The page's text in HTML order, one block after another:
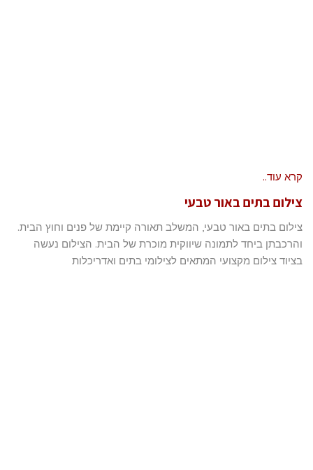
קרא עוד..
צילום בתים באור טבעי
צילום בתים באור טבעי, המשלב תאורה קיימת של פנים וחוץ הבית.
והרכבתן ביחד לתמונה שיווקית מוכרת של הבית. הצילום נעשה
בציוד צילום מקצועי המתאים לצילומי בתים ואדריכלות